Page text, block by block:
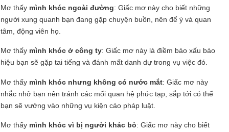
Mơ thấy mình khóc ngoài đường: Giấc mơ này cho biết những
người xung quanh bạn đang gặp chuyện buồn, nên để ý và quan
tâm, động viên họ.
Mơ thấy mình khóc ở công ty: Giấc mơ này là điềm báo xấu báo
hiệu bạn sẽ gặp tai tiếng và đánh mất danh dự trong vụ việc đó.
Mơ thấy mình khóc nhưng không có nước mắt: Giấc mơ này
nhắc nhở bạn nên tránh các mối quan hệ phức tạp, sắp tới có thể
bạn sẽ vướng vào những vụ kiện cáo pháp luật.
Mơ thấy mình khóc vì bị người khác bỏ: Giấc mơ này cho biết